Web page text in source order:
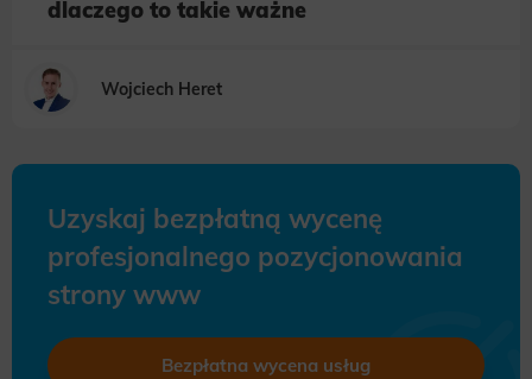
dlaczego to takie ważne
Wojciech Heret
Uzyskaj bezpłatną wycenę
profesjonalnego pozycjonowania
strony www
Bezpłatna wycena usług